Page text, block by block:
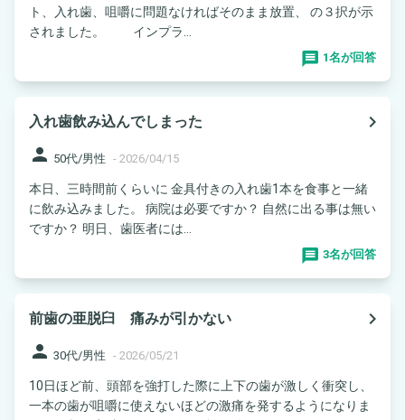
ト、入れ歯、咀嚼に問題なければそのまま放置、 の３択が示
されました。 インプラ...
1名が回答
入れ歯飲み込んでしまった
navigate_next
person 50代/男性 - 2026/04/15
本日、三時間前くらいに 金具付きの入れ歯1本を食事と一緒
に飲み込みました。 病院は必要ですか？ 自然に出る事は無い
ですか？ 明日、歯医者には...
3名が回答
前歯の亜脱臼 痛みが引かない
navigate_next
person 30代/男性 - 2026/05/21
10日ほど前、頭部を強打した際に上下の歯が激しく衝突し、
一本の歯が咀嚼に使えないほどの激痛を発するようになりま